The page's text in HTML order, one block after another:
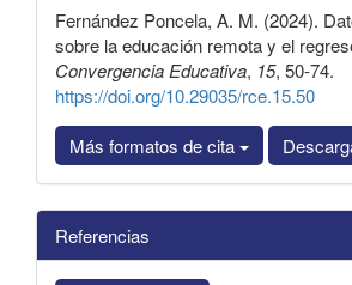
Fernández Poncela, A. M. (2024).
sobre la educación remota y el
Convergencia Educativa, 15, 50-74.
https://doi.org/10.29035/rce.15.50
Más formatos de cita
Referencias